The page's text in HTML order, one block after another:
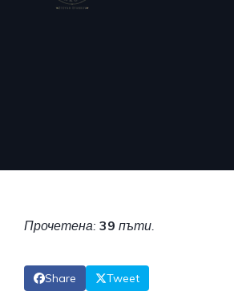
Прочетена: 39 пъти.
Share Tweet